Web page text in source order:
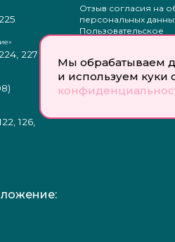
Мы обрабатываем
и используем куки
227
126,
Отзыв согласия на
персональных
Пользовательское
Положение о защите
персональных
Согласие на